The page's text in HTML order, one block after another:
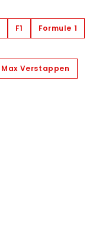
F1
Formule 1
Max Verstappen